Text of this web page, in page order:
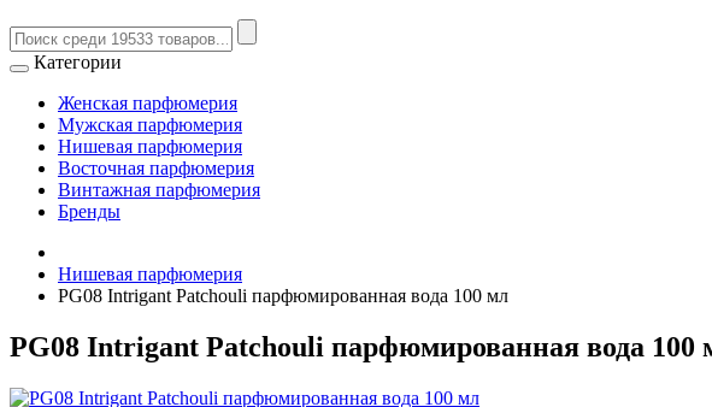
Категории
Женская парфюмерия
Мужская парфюмерия
Нишевая парфюмерия
Восточная парфюмерия
Винтажная парфюмерия
Бренды
Нишевая парфюмерия
PG08 Intrigant Patchouli парфюмированная вода 100 мл
PG08 Intrigant Patchouli парфюмированная вода 100